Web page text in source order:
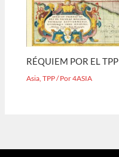
RÉQUIEM POR EL TPP
Asia,TPP/ Por4ASIA